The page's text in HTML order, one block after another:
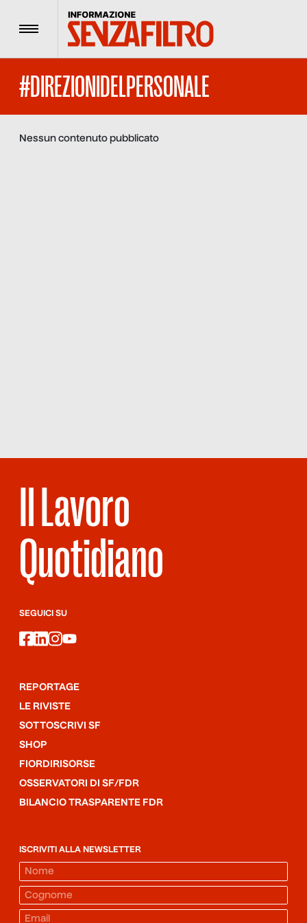
Menu
#DIREZIONIDELPERSONALE
Nessun contenuto pubblicato
Il Lavoro
Quotidiano
SEGUICI SU
facebook
linkedin
instagram
youtube
REPORTAGE
LE RIVISTE
SOTTOSCRIVI SF
SHOP
FIORDIRISORSE
OSSERVATORI DI SF/FDR
BILANCIO TRASPARENTE FDR
ISCRIVITI ALLA NEWSLETTER